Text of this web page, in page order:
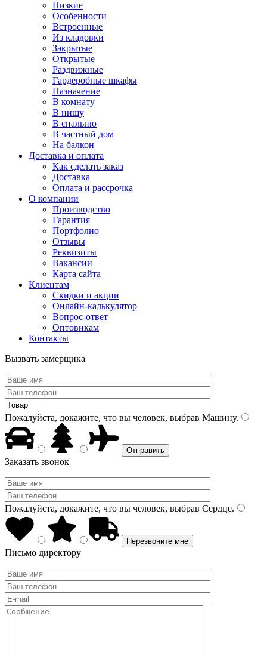
Низкие
Особенности
Встроенные
Из кладовки
Закрытые
Открытые
Раздвижные
Гардеробные шкафы
Назначение
В комнату
В нишу
В спальню
В частный дом
На балкон
Доставка и оплата
Как сделать заказ
Доставка
Оплата и рассрочка
О компании
Производство
Гарантия
Портфолио
Отзывы
Реквизиты
Вакансии
Карта сайта
Клиентам
Скидки и акции
Онлайн-калькулятор
Вопрос-ответ
Оптовикам
Контакты
Вызвать замерщика
Пожалуйста, докажите, что вы человек, выбрав Машину.
Заказать звонок
Пожалуйста, докажите, что вы человек, выбрав Сердце.
Письмо директору